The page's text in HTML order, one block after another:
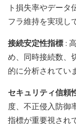
ト損失率やデー
フラ維持を実現し
接続安定性指標 :
め、同時接続数、
的に分析されてい
セキュリティ信頼
度、不正侵入防御
指標が重要視され